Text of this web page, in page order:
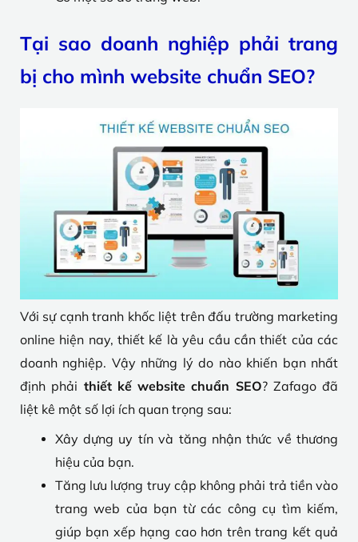
Tại sao doanh nghiệp phải trang
bị cho mình website chuẩn SEO?
Với sự cạnh tranh khốc liệt trên đấu trường marketing
online hiện nay, thiết kế là yêu cầu cần thiết của các
doanh nghiệp. Vậy những lý do nào khiến bạn nhất
định phải thiết kế website chuẩn SEO? Zafago đã
liệt kê một số lợi ích quan trọng sau:
Xây dựng uy tín và tăng nhận thức về thương
hiệu của bạn.
Tăng lưu lượng truy cập không phải trả tiền vào
trang web của bạn từ các công cụ tìm kiếm,
giúp bạn xếp hạng cao hơn trên trang kết quả